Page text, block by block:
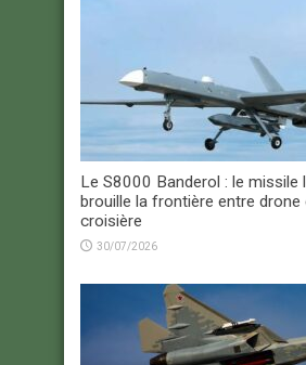
Le S8000 Banderol : le missile
brouille la frontière entre drone
croisière
30/07/2026